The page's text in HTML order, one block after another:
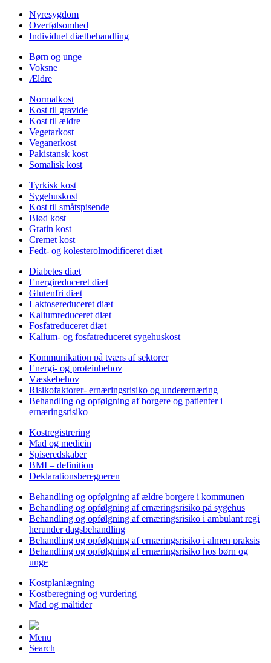
Nyresygdom
Overfølsomhed
Individuel diætbehandling
Børn og unge
Voksne
Ældre
Normalkost
Kost til gravide
Kost til ældre
Vegetarkost
Veganerkost
Pakistansk kost
Somalisk kost
Tyrkisk kost
Sygehuskost
Kost til småtspisende
Blød kost
Gratin kost
Cremet kost
Fedt- og kolesterolmodificeret diæt
Diabetes diæt
Energireduceret diæt
Glutenfri diæt
Laktosereduceret diæt
Kaliumreduceret diæt
Fosfatreduceret diæt
Kalium- og fosfatreduceret sygehuskost
Kommunikation på tværs af sektorer
Energi- og proteinbehov
Væskebehov
Risikofaktorer- ernæringsrisiko og underernæring
Behandling og opfølgning af borgere og patienter i
ernæringsrisiko
Kostregistrering
Mad og medicin
Spiseredskaber
BMI – definition
Deklarationsberegneren
Behandling og opfølgning af ældre borgere i kommunen
Behandling og opfølgning af ernæringsrisiko på sygehus
Behandling og opfølgning af ernæringsrisiko i ambulant regi
herunder dagsbehandling
Behandling og opfølgning af ernæringsrisiko i almen praksis
Behandling og opfølgning af ernæringsrisiko hos børn og
unge
Kostplanlægning
Kostberegning og vurdering
Mad og måltider
Menu
Search